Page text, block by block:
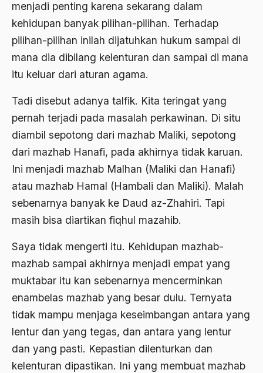
menjadi penting karena sekarang dalam
kehidupan banyak pilihan-pilihan. Terhadap
pilihan-pilihan inilah dijatuhkan hukum sampai di
mana dia dibilang kelenturan dan sampai di mana
itu keluar dari aturan agama.
Tadi disebut adanya talfik. Kita teringat yang
pernah terjadi pada masalah perkawinan. Di situ
diambil sepotong dari mazhab Maliki, sepotong
dari mazhab Hanafi, pada akhirnya tidak karuan.
Ini menjadi mazhab Malhan (Maliki dan Hanafi)
atau mazhab Hamal (Hambali dan Maliki). Malah
sebenarnya banyak ke Daud az-Zhahiri. Tapi
masih bisa diartikan fiqhul mazahib.
Saya tidak mengerti itu. Kehidupan mazhab-
mazhab sampai akhirnya menjadi empat yang
muktabar itu kan sebenarnya mencerminkan
enambelas mazhab yang besar dulu. Ternyata
tidak mampu menjaga keseimbangan antara yang
lentur dan yang tegas, dan antara yang lentur
dan yang pasti. Kepastian dilenturkan dan
kelenturan dipastikan. Ini yang membuat mazhab
Ahmad Dhani
Ahmad Hasan Rurbi
Ahmad Khomeini
Ahmad Syafi’i Ma’arif
Ahmad Tirtisudiro
ahmad wahib
Ahmad Wahid
Ahmadiyah
AIDS
Airport
Airport Noto Hadi Negoro
Ajaran AGama
Ajaran Agama Islam
Ajaran Islam
ajaran kemasyarakatan
Ajengan SIngaparna